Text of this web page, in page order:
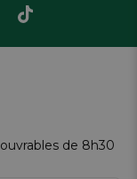
de 8h30